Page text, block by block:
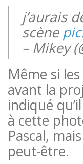
j’aurais
scène
– Mikey
Même si
avant la
indiqué
à cette
Pascal,
peut-être.